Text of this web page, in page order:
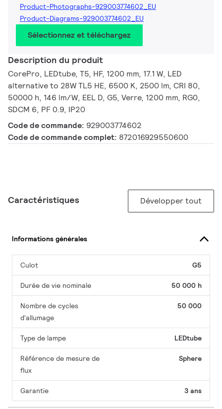
Product-Photographs-929003774602_EU
Product-Diagrams-929003774602_EU
Sélectionnez et téléchargez
Description du produit
CorePro, LEDtube, T5, HF, 1200 mm, 17.1 W, LED
alternative to 28W TL5 HE, 6500 K, 2500 lm, CRI 80,
50000 h, 146 lm/W, EEL D, G5, Verre, 1200 mm, RG0,
SDCM 6, PF 0.9, IP20
Code de commande: 929003774602
Code de commande complet: 872016929550600
Caractéristiques Développer tout
Informations générales
Culot G5
Durée de vie nominale 50 000 h
Nombre de cycles
d'allumage
50 000
Type de lampe LEDtube
Référence de mesure de
flux
Sphere
Garantie 3 ans